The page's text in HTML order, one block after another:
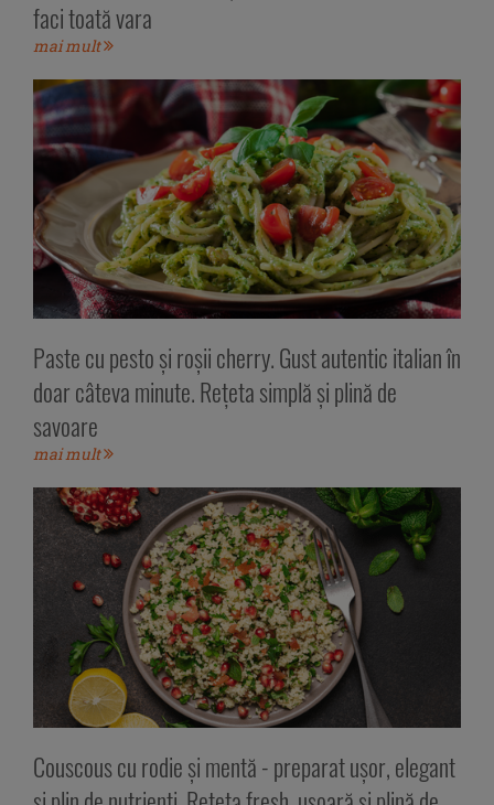
faci toată vara
mai mult
Paste cu pesto și roșii cherry. Gust autentic italian în
doar câteva minute. Rețeta simplă și plină de
savoare
mai mult
Couscous cu rodie și mentă - preparat ușor, elegant